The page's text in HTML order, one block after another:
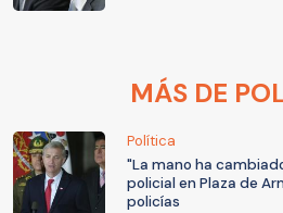
MÁS DE
Política
"La mano ha
policial en Plaza de
policías